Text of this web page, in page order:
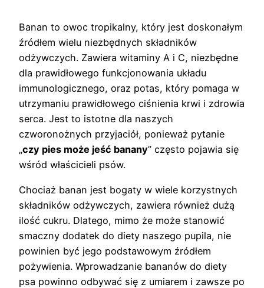
Banan to owoc tropikalny, który jest doskonałym
źródłem wielu niezbędnych składników
odżywczych. Zawiera witaminy A i C, niezbędne
dla prawidłowego funkcjonowania układu
immunologicznego, oraz potas, który pomaga w
utrzymaniu prawidłowego ciśnienia krwi i zdrowia
serca. Jest to istotne dla naszych
czworonożnych przyjaciół, ponieważ pytanie
„czy pies może jeść banany” często pojawia się
wśród właścicieli psów.
Chociaż banan jest bogaty w wiele korzystnych
składników odżywczych, zawiera również dużą
ilość cukru. Dlatego, mimo że może stanowić
smaczny dodatek do diety naszego pupila, nie
powinien być jego podstawowym źródłem
pożywienia. Wprowadzanie bananów do diety
psa powinno odbywać się z umiarem i zawsze po